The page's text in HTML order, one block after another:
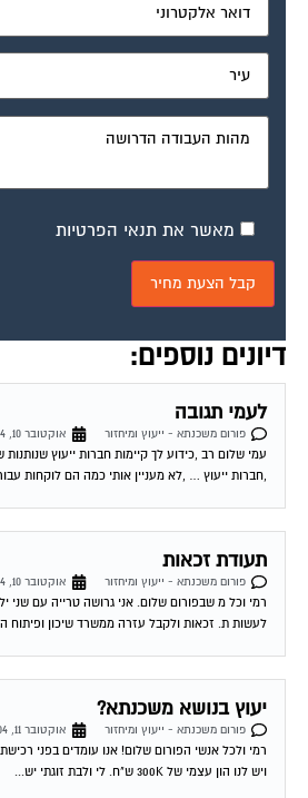
מאשר את תנאי הפרטיות
דיונים נוספים:
לעמי תגובה
פורום משכנתא - ייעוץ ומיחזור
אוקטובר 10, 2004
עמי שלום רב ,כידוע לך קיימות חברות ייעוץ שנותנות
,חברות ייעוץ … ,לא מעניין אותי כמה הם לוקחות
תעודת זכאות
פורום משכנתא - ייעוץ ומיחזור
אוקטובר 10, 2004
רמי וכל מ שבפורום שלום. אני גרושה טרייה עם שני
לעשות ת. זכאות ולקבל עזרה ממשרד שיכון ופיתוח
יעוץ בנושא משכנתא?
פורום משכנתא - ייעוץ ומיחזור
אוקטובר 11, 2004
ויש לנו הון עצמי של 300K ש"ח. לי ולבת זוגתי יש...